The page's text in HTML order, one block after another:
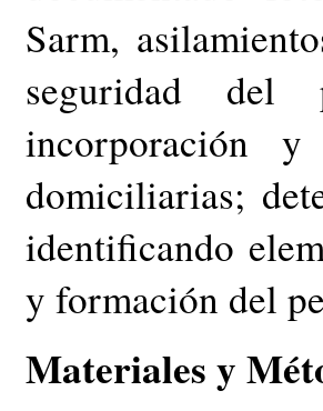
Sarm,
seguridad del
incorporación
domiciliarias;
identificando
y formación del
Materiales y